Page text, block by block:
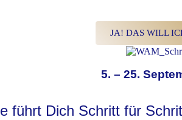
JA! DAS WILL
5. – 25.
führt Dich Schritt für